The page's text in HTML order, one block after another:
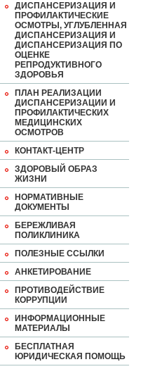
ДИСПАНСЕРИЗАЦИЯ И
ПРОФИЛАКТИЧЕСКИЕ
ОСМОТРЫ, УГЛУБЛЕННАЯ
ДИСПАНСЕРИЗАЦИЯ И
ДИСПАНСЕРИЗАЦИЯ ПО
ОЦЕНКЕ
РЕПРОДУКТИВНОГО
ЗДОРОВЬЯ
ПЛАН РЕАЛИЗАЦИИ
ДИСПАНСЕРИЗАЦИИ И
ПРОФИЛАКТИЧЕСКИХ
МЕДИЦИНСКИХ
ОСМОТРОВ
КОНТАКТ-ЦЕНТР
ЗДОРОВЫЙ ОБРАЗ
ЖИЗНИ
НОРМАТИВНЫЕ
ДОКУМЕНТЫ
БЕРЕЖЛИВАЯ
ПОЛИКЛИНИКА
ПОЛЕЗНЫЕ ССЫЛКИ
АНКЕТИРОВАНИЕ
ПРОТИВОДЕЙСТВИЕ
КОРРУПЦИИ
ИНФОРМАЦИОННЫЕ
МАТЕРИАЛЫ
БЕСПЛАТНАЯ
ЮРИДИЧЕСКАЯ ПОМОЩЬ